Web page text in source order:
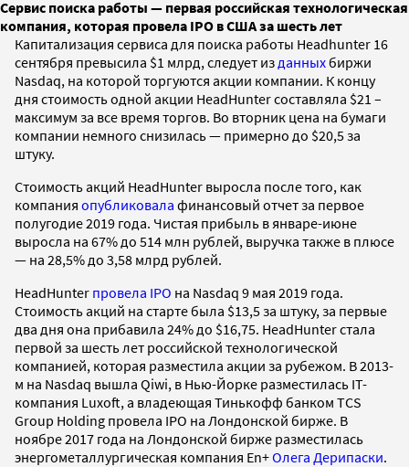
Сервис поиска работы — первая российская технологическая
компания, которая провела IPO в США за шесть лет
Капитализация сервиса для поиска работы Headhunter 16
сентября превысила $1 млрд, следует из данныхбиржи
Nasdaq, на которой торгуются акции компании. К концу
дня стоимость одной акции HeadHunter составляла $21 –
максимум за все время торгов. Во вторник цена на бумаги
компании немного снизилась — примерно до $20,5 за
штуку.
Стоимость акций HeadHunter выросла после того, как
компания опубликовала финансовый отчет за первое
полугодие 2019 года. Чистая прибыль в январе-июне
выросла на 67% до 514 млн рублей, выручка также в плюсе
— на 28,5% до 3,58 млрд рублей.
HeadHunter провела IPO на Nasdaq 9 мая 2019 года.
Стоимость акций на старте была $13,5 за штуку, за первые
два дня она прибавила 24% до $16,75. HeadHunter стала
первой за шесть лет российской технологической
компанией, которая разместила акции за рубежом. В 2013-
м на Nasdaq вышла Qiwi, в Нью-Йорке разместилась IT-
компания Luxoft, а владеющая Тинькофф банком TCS
Group Holding провела IPO на Лондонской бирже. В
ноябре 2017 года на Лондонской бирже разместилась
энергометаллургическая компания En+Олега Дерипаски.